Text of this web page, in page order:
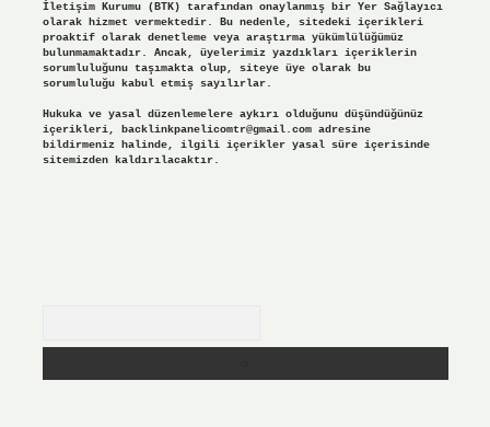
İletişim Kurumu (BTK) tarafından onaylanmış bir Yer Sağlayıcı
olarak hizmet vermektedir. Bu nedenle, sitedeki içerikleri
proaktif olarak denetleme veya araştırma yükümlülüğümüz
bulunmamaktadır. Ancak, üyelerimiz yazdıkları içeriklerin
sorumluluğunu taşımakta olup, siteye üye olarak bu
sorumluluğu kabul etmiş sayılırlar.
Hukuka ve yasal düzenlemelere aykırı olduğunu düşündüğünüz
içerikleri, backlinkpanelicomtr@gmail.comadresine
bildirmeniz halinde, ilgili içerikler yasal süre içerisinde
sitemizden kaldırılacaktır.